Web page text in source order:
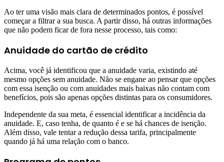
Ao ter uma visão mais clara de determinados pontos, é possível
começar a filtrar a sua busca. A partir disso, há outras informações
que não podem ficar de fora nesse processo, tais como:
Anuidade do cartão de crédito
Acima, você já identificou que a anuidade varia, existindo até
mesmo opções sem anuidade. Não se engane ao pensar que opções
com essa isenção ou com anuidades mais baixas não contam com
benefícios, pois são apenas opções distintas para os consumidores.
Independente da sua meta, é essencial identificar a incidência da
anuidade. E, caso tenha, de quanto é e se há chances de isenção.
Além disso, vale tentar a redução dessa tarifa, principalmente
quando já há uma relação com o banco.